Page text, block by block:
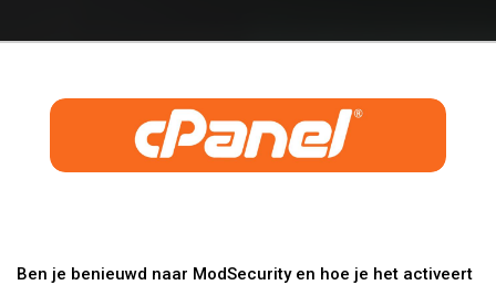
Ben je benieuwd naar ModSecurity en hoe je het activeert